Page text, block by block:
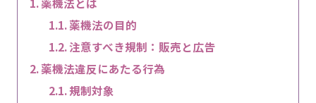
薬機法の目的
注意すべき規制：販売と広告
薬機法違反にあたる行為
規制対象